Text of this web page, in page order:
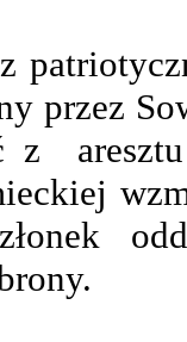
przez
z